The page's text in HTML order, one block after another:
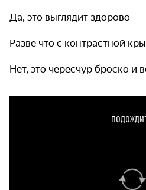
Да, это выглядит здорово
Разве что с контрастной
Нет, это чересчур броско и